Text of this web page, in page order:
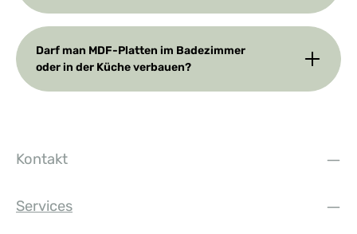
Darf man MDF-Platten im Badezimmer
oder in der Küche verbauen?
Kontakt
Services